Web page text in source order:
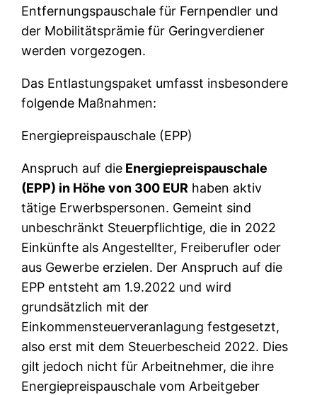
Entfernungspauschale für Fernpendler und
der Mobilitätsprämie für Geringverdiener
werden vorgezogen.
Das Entlastungspaket umfasst insbesondere
folgende Maßnahmen:
Energiepreispauschale (EPP)
Anspruch auf die Energiepreispauschale
(EPP) in Höhe von 300 EUR haben aktiv
tätige Erwerbspersonen. Gemeint sind
unbeschränkt Steuerpflichtige, die in 2022
Einkünfte als Angestellter, Freiberufler oder
aus Gewerbe erzielen. Der Anspruch auf die
EPP entsteht am 1.9.2022 und wird
grundsätzlich mit der
Einkommensteuerveranlagung festgesetzt,
also erst mit dem Steuerbescheid 2022. Dies
gilt jedoch nicht für Arbeitnehmer, die ihre
Energiepreispauschale vom Arbeitgeber